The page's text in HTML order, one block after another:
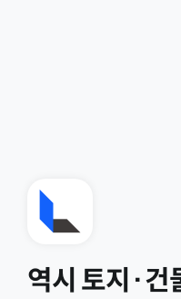
역시 토지·건